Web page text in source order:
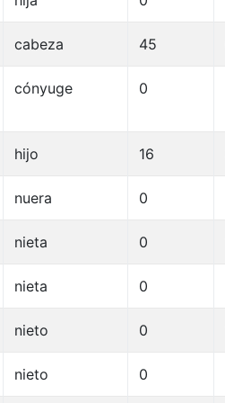
cabeza 45
cónyuge 0
hijo 16
nuera 0
nieta 0
nieta 0
nieto 0
nieto 0